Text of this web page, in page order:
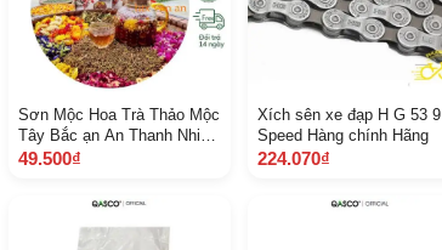
Sơn Mộc Hoa Trà Thảo Mộc
Tây Bắc ạn An Thanh Nhiệt
Mát Gan Đẹp Da Ngủ Ngon
49.500₫
Xích sên xe đạp H G 53 9
Speed Hàng chính Hãng
224.070₫